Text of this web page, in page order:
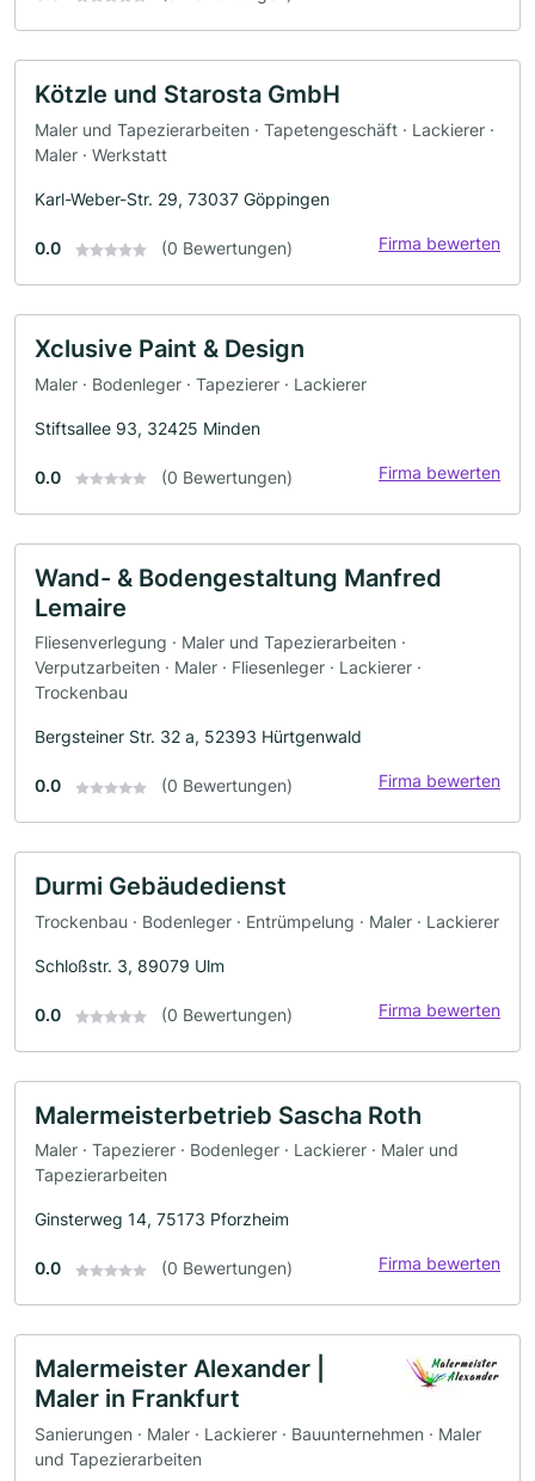
Kötzle und Starosta GmbH
Maler und Tapezierarbeiten · Tapetengeschäft · Lackierer ·
Maler · Werkstatt
Karl-Weber-Str. 29, 73037 Göppingen
0.0 (0 Bewertungen) Firma bewerten
Xclusive Paint & Design
Maler · Bodenleger · Tapezierer · Lackierer
Stiftsallee 93, 32425 Minden
0.0 (0 Bewertungen) Firma bewerten
Wand- & Bodengestaltung Manfred
Lemaire
Fliesenverlegung · Maler und Tapezierarbeiten ·
Verputzarbeiten · Maler · Fliesenleger · Lackierer ·
Trockenbau
Bergsteiner Str. 32 a, 52393 Hürtgenwald
0.0 (0 Bewertungen) Firma bewerten
Durmi Gebäudedienst
Trockenbau · Bodenleger · Entrümpelung · Maler · Lackierer
Schloßstr. 3, 89079 Ulm
0.0 (0 Bewertungen) Firma bewerten
Malermeisterbetrieb Sascha Roth
Maler · Tapezierer · Bodenleger · Lackierer · Maler und
Tapezierarbeiten
Ginsterweg 14, 75173 Pforzheim
0.0 (0 Bewertungen) Firma bewerten
Malermeister Alexander |
Maler in Frankfurt
Sanierungen · Maler · Lackierer · Bauunternehmen · Maler
und Tapezierarbeiten